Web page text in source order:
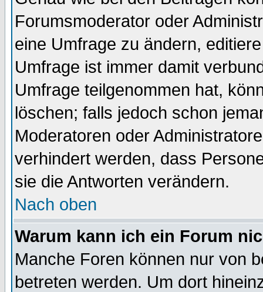
Forumsmoderator oder
eine Umfrage zu ändern,
Umfrage ist immer damit
Umfrage teilgenommen hat,
löschen; falls jedoch schon
Moderatoren oder
verhindert werden, dass
sie die Antworten verändern.
Nach oben
Warum kann ich ein Forum
Manche Foren können nur von
betreten werden. Um dort